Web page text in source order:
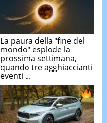
La paura della "fine del
mondo" esplode la
prossima settimana,
quando tre agghiaccianti
eventi ...